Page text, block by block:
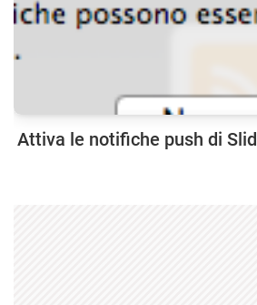
Attiva le notifiche push di